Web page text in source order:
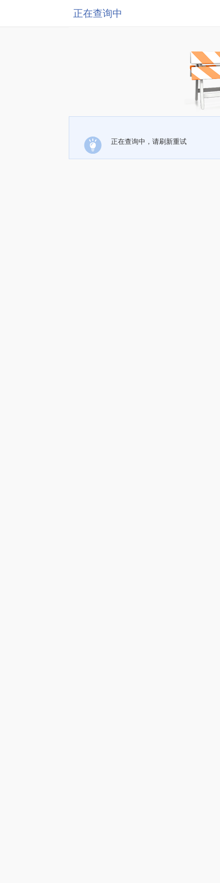
正在查询中
正在查询中，请刷新重试